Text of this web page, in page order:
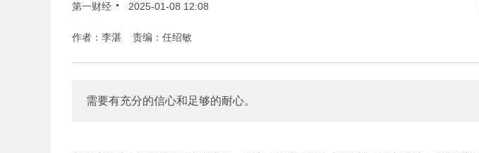
第一财经 2025-01-08 12:08
作者：李湛 责编：任绍敏
需要有充分的信心和足够的耐心。